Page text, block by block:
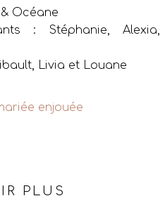
Océane
: Stéphanie, Alexia,
Livia et Louane
enjouée
PLUS